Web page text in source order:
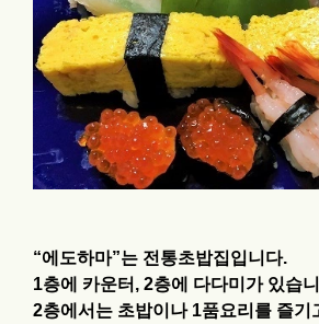
“에도하마”는 전통초밥집입니다.
1층에 카운터, 2층에 다다미가 있습
2층에서는 초밥이나 1품요리를 즐기